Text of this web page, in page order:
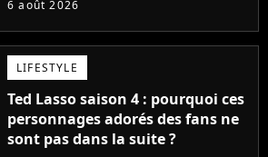
6 août 2026
LIFESTYLE
Ted Lasso saison 4 : pourquoi ces
personnages adorés des fans ne
sont pas dans la suite ?